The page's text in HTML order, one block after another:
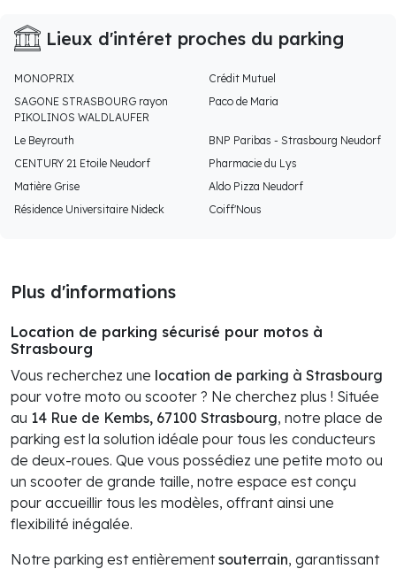
Lieux d'intéret proches du parking
MONOPRIX
Crédit Mutuel
SAGONE STRASBOURG rayon
PIKOLINOS WALDLAUFER
Paco de Maria
Le Beyrouth
BNP Paribas - Strasbourg Neudorf
CENTURY 21 Etoile Neudorf
Pharmacie du Lys
Matière Grise
Aldo Pizza Neudorf
Résidence Universitaire Nideck
Coiff'Nous
Plus d'informations
Location de parking sécurisé pour motos à
Strasbourg
Vous recherchez une location de parking à Strasbourg
pour votre moto ou scooter ? Ne cherchez plus ! Située
au 14 Rue de Kembs, 67100 Strasbourg, notre place de
parking est la solution idéale pour tous les conducteurs
de deux-roues. Que vous possédiez une petite moto ou
un scooter de grande taille, notre espace est conçu
pour accueillir tous les modèles, offrant ainsi une
flexibilité inégalée.
Notre parking est entièrementsouterrain, garantissant